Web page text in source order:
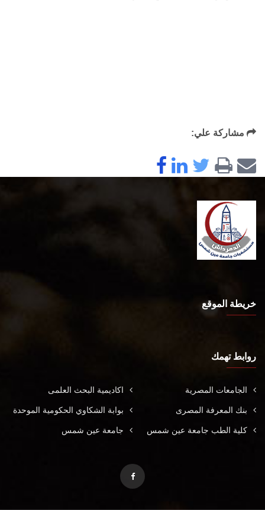
مشاركة علي:
خريطة الموقع
روابط تهمك
الجامعات المصرية اكاديمية البحث العلمى
بنك المعرفة المصرى بوابة الشكاوي الحكومية الموحدة
كلية الطب جامعة عين شمس جامعة عين شمس